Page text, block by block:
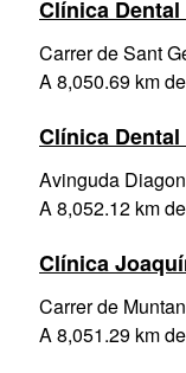
Clínica
Carrer de Sant
A 8,050.69 km
Clínica Dental
Avinguda
A 8,052.12 km
Clínica
Carrer de
A 8,051.29 km